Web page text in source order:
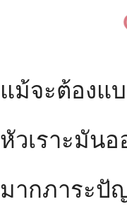
แม้จะต้องแ
หัวเราะมันอ
มากภาระปั